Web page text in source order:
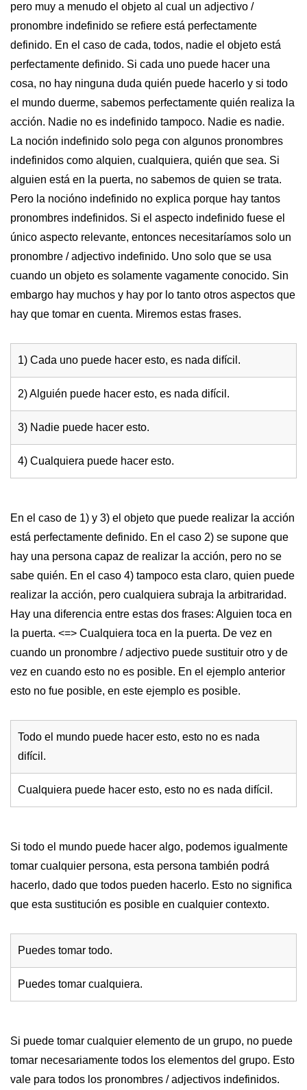
pero muy a menudo el objeto al cual un adjectivo /
pronombre indefinido se refiere está perfectamente
definido. En el caso de cada, todos, nadie el objeto está
perfectamente definido. Si cada uno puede hacer una
cosa, no hay ninguna duda quién puede hacerlo y si todo
el mundo duerme, sabemos perfectamente quién realiza la
acción. Nadie no es indefinido tampoco. Nadie es nadie.
La noción indefinido solo pega con algunos pronombres
indefinidos como alquien, cualquiera, quién que sea. Si
alguien está en la puerta, no sabemos de quien se trata.
Pero la nocióno indefinido no explica porque hay tantos
pronombres indefinidos. Si el aspecto indefinido fuese el
único aspecto relevante, entonces necesitaríamos solo un
pronombre / adjectivo indefinido. Uno solo que se usa
cuando un objeto es solamente vagamente conocido. Sin
embargo hay muchos y hay por lo tanto otros aspectos que
hay que tomar en cuenta. Miremos estas frases.
1) Cada uno puede hacer esto, es nada difícil.
2) Alguién puede hacer esto, es nada difícil.
3) Nadie puede hacer esto.
4) Cualquiera puede hacer esto.
En el caso de 1) y 3) el objeto que puede realizar la acción
está perfectamente definido. En el caso 2) se supone que
hay una persona capaz de realizar la acción, pero no se
sabe quién. En el caso 4) tampoco esta claro, quien puede
realizar la acción, pero cualquiera subraja la arbitraridad.
Hay una diferencia entre estas dos frases: Alguien toca en
la puerta. <=> Cualquiera toca en la puerta. De vez en
cuando un pronombre / adjectivo puede sustituir otro y de
vez en cuando esto no es posible. En el ejemplo anterior
esto no fue posible, en este ejemplo es posible.
Todo el mundo puede hacer esto, esto no es nada
difícil.
Cualquiera puede hacer esto, esto no es nada difícil.
Si todo el mundo puede hacer algo, podemos igualmente
tomar cualquier persona, esta persona también podrá
hacerlo, dado que todos pueden hacerlo. Esto no significa
que esta sustitución es posible en cualquier contexto.
Puedes tomar todo.
Puedes tomar cualquiera.
Si puede tomar cualquier elemento de un grupo, no puede
tomar necesariamente todos los elementos del grupo. Esto
vale para todos los pronombres / adjectivos indefinidos.